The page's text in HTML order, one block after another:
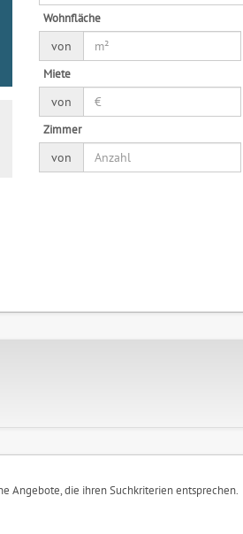
Wohnfläche
von
Miete
von
Zimmer
von
Angebote, die ihren Suchkriterien entsprechen.